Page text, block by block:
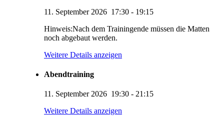
11. September 2026 17:30 - 19:15
Hinweis:Nach dem Trainingende müssen die Matten
noch abgebaut werden.
Weitere Details anzeigen
Abendtraining
11. September 2026 19:30 - 21:15
Weitere Details anzeigen